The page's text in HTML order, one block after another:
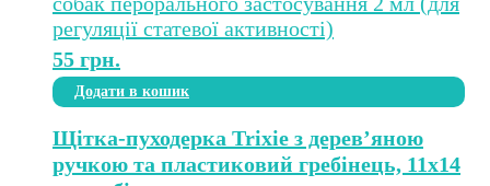
55 грн.
Додати в кошик
Щітка-пуходерка Trixie з дерев’яною
ручкою та пластиковий гребінець, 11х14